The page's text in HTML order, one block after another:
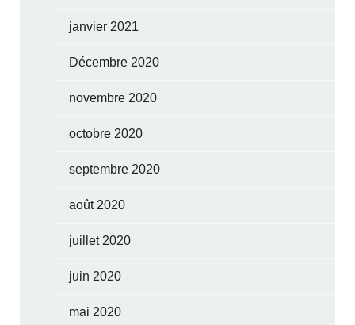
janvier 2021
Décembre 2020
novembre 2020
octobre 2020
septembre 2020
août 2020
juillet 2020
juin 2020
mai 2020